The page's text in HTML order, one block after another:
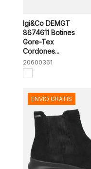
Igi&Co DEMGT
8674611 Botines
Gore-Tex
Cordones...
20600361
ENVÍO GRATIS